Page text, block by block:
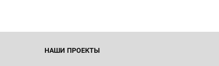
НАШИ ПРОЕКТЫ